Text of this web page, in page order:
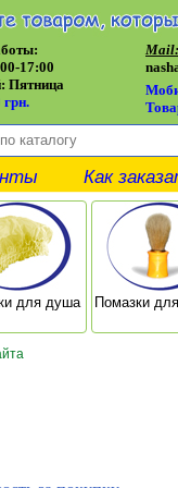
17:00
Пятница
грн.
Mail:
Как
для душа Помазки